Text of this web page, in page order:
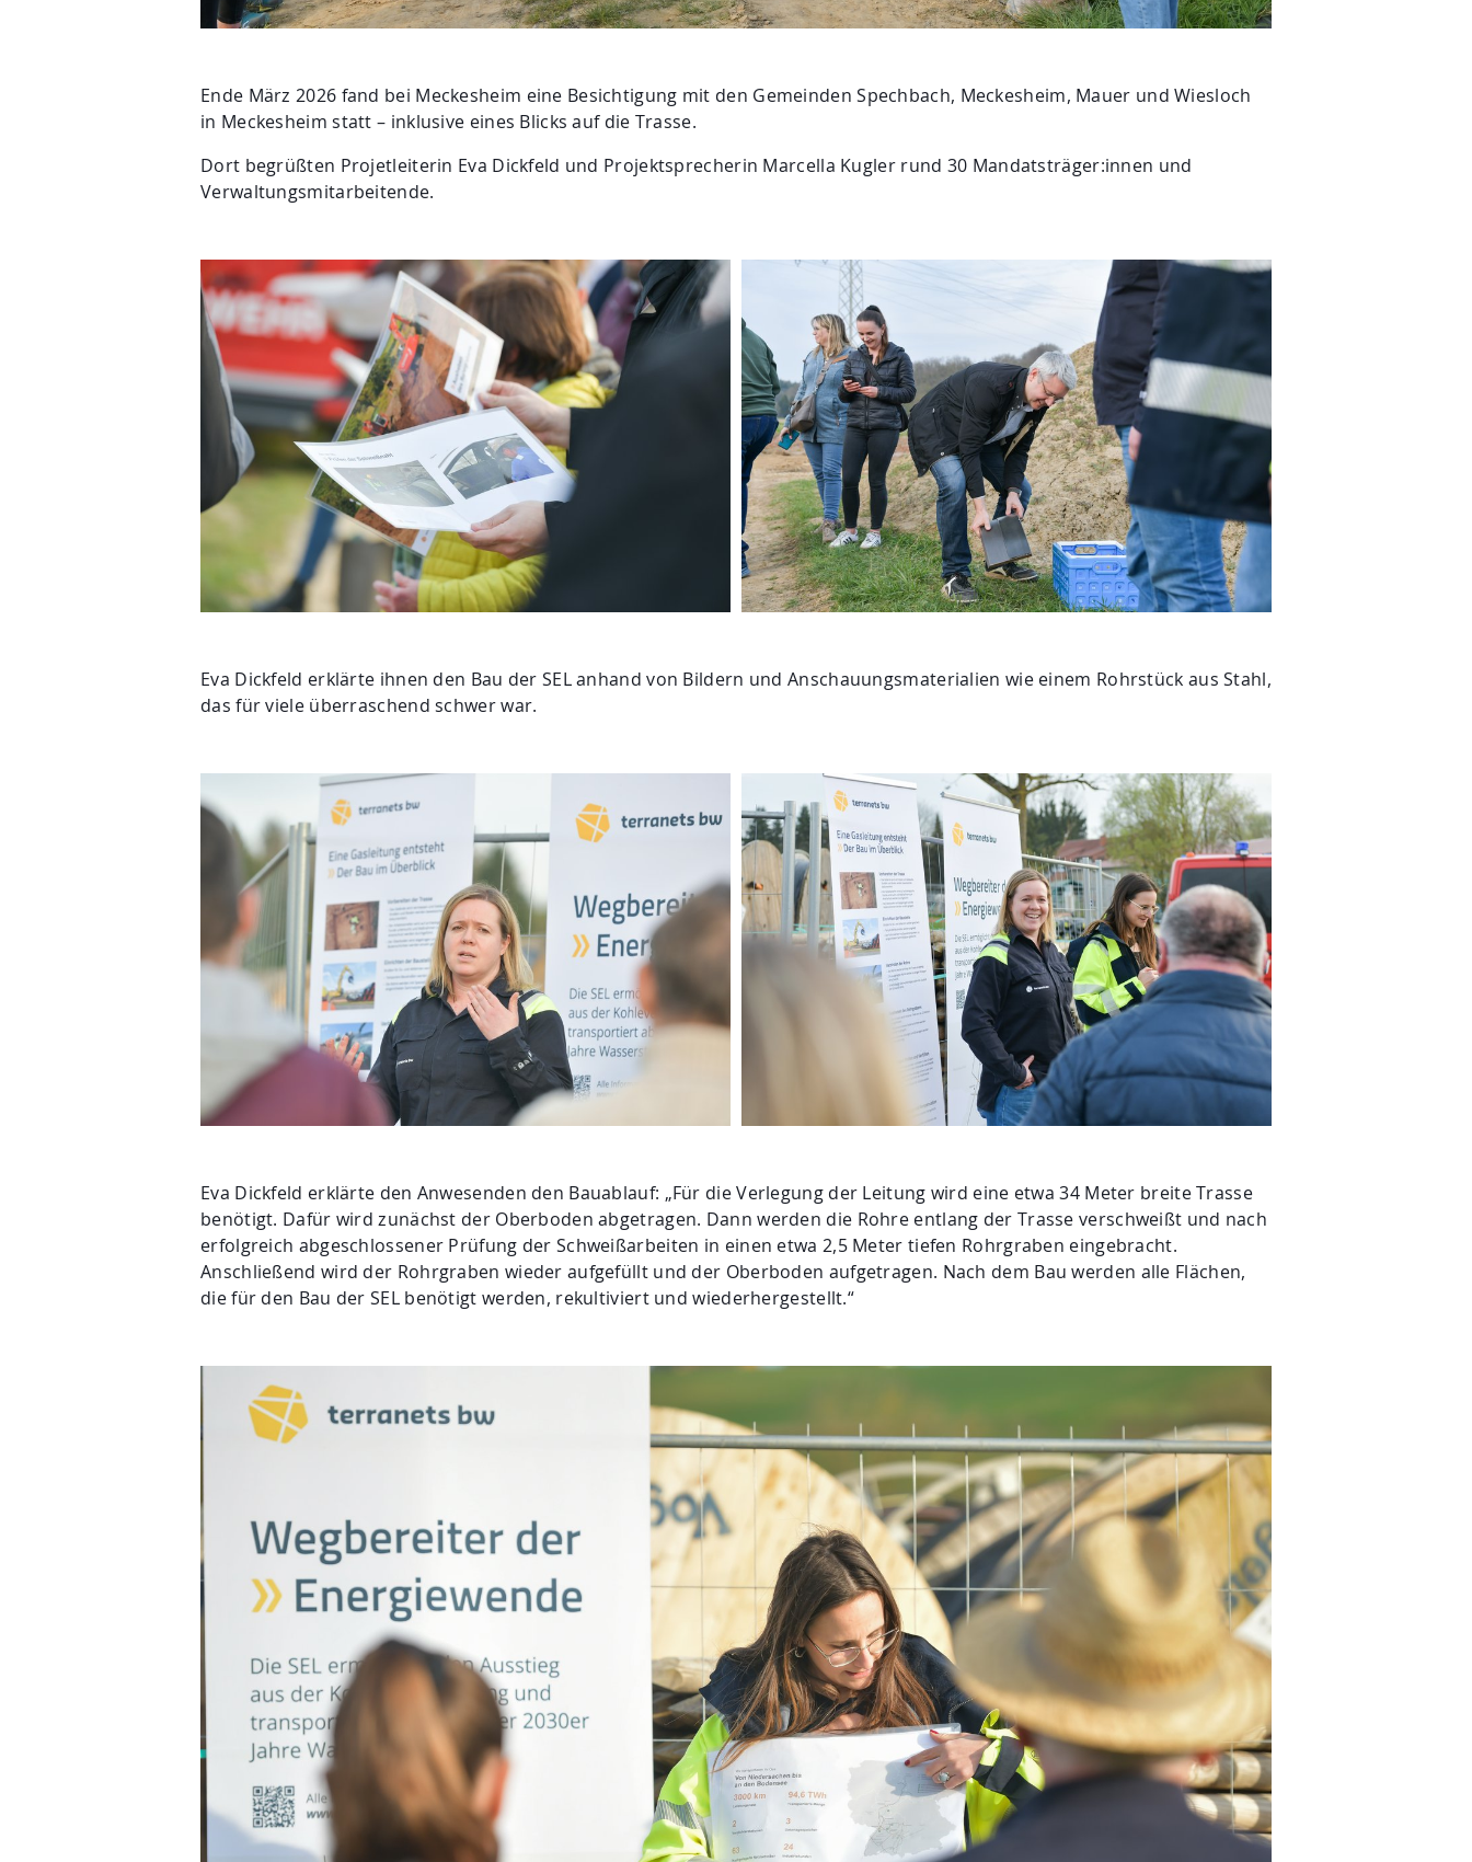
Ende März 2026 fand bei Meckesheim eine Besichtigung mit den Gemeinden Spechbach, Meckesheim, Mauer und Wiesloch
in Meckesheim statt – inklusive eines Blicks auf die Trasse.
Dort begrüßten Projetleiterin Eva Dickfeld und Projektsprecherin Marcella Kugler rund 30 Mandatsträger:innen und
Verwaltungsmitarbeitende.
Eva Dickfeld erklärte ihnen den Bau der SEL anhand von Bildern und Anschauungsmaterialien wie einem Rohrstück aus Stahl,
das für viele überraschend schwer war.
Eva Dickfeld erklärte den Anwesenden den Bauablauf: „Für die Verlegung der Leitung wird eine etwa 34 Meter breite Trasse
benötigt. Dafür wird zunächst der Oberboden abgetragen. Dann werden die Rohre entlang der Trasse verschweißt und nach
erfolgreich abgeschlossener Prüfung der Schweißarbeiten in einen etwa 2,5 Meter tiefen Rohrgraben eingebracht.
Anschließend wird der Rohrgraben wieder aufgefüllt und der Oberboden aufgetragen. Nach dem Bau werden alle Flächen,
die für den Bau der SEL benötigt werden, rekultiviert und wiederhergestellt.“